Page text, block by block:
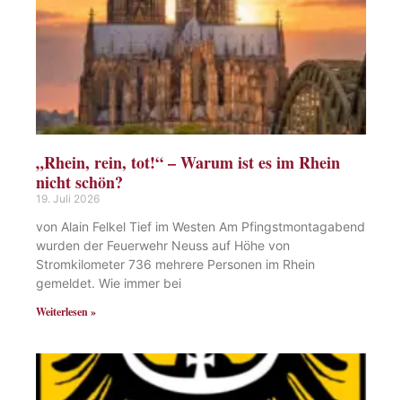
„Rhein, rein, tot!“ – Warum ist es im Rhein
nicht schön?
19. Juli 2026
von Alain Felkel Tief im Westen Am Pfingstmontagabend
wurden der Feuerwehr Neuss auf Höhe von
Stromkilometer 736 mehrere Personen im Rhein
gemeldet. Wie immer bei
Weiterlesen »